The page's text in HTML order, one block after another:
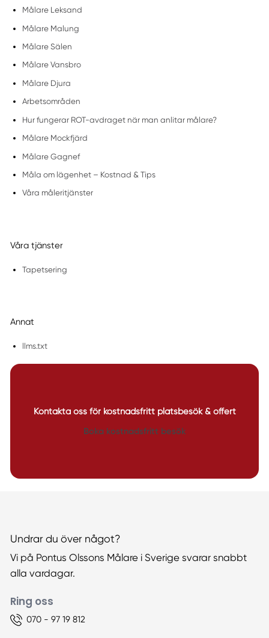
Målare Leksand
Målare Malung
Målare Sälen
Målare Vansbro
Målare Djura
Arbetsområden
Hur fungerar ROT-avdraget när man anlitar målare?
Målare Mockfjärd
Målare Gagnef
Måla om lägenhet – Kostnad & Tips
Våra måleritjänster
Våra tjänster
Tapetsering
Annat
llms.txt
Kontakta oss för kostnadsfritt platsbesök & offert
Boka kostnadsfritt besök
Undrar du över något?
Vi på Pontus Olssons Målare i Sverige svarar snabbt
alla vardagar.
Ring oss
070 - 97 19 812